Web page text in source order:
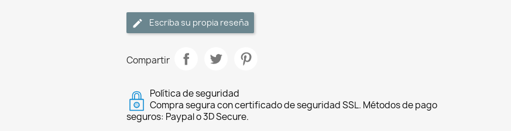
Escriba su propia reseña
Compartir
Política de seguridad
Compra segura con certificado de seguridad SSL. Métodos de pago
seguros: Paypal o 3D Secure.